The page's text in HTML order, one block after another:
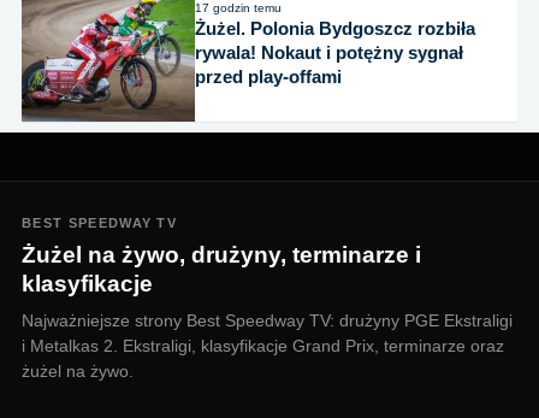
17 godzin temu
Żużel. Polonia Bydgoszcz rozbiła
rywala! Nokaut i potężny sygnał
przed play-offami
BEST SPEEDWAY TV
Żużel na żywo, drużyny, terminarze i
klasyfikacje
Najważniejsze strony Best Speedway TV: drużyny PGE Ekstraligi
i Metalkas 2. Ekstraligi, klasyfikacje Grand Prix, terminarze oraz
żużel na żywo.